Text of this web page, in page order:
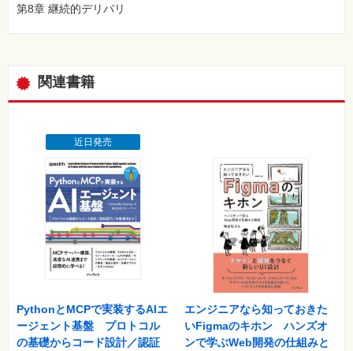
第8章 継続的デリバリ
関連書籍
近日発売
PythonとMCPで実装するAIエ
ージェント基盤 プロトコル
の基礎からコード設計／認証
エンジニアなら知っておきた
いFigmaのキホン ハンズオ
ンで学ぶWeb開発の仕組みと